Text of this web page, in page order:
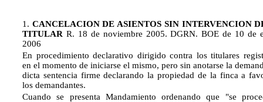
1. CANCELACION DE ASIENTOS SIN INTERVENCION
TITULAR R. 18 de noviembre 2005. DGRN. BOE de 10 de
2006
En procedimiento declarativo dirigido contra los titulares
en el momento de iniciarse el mismo, pero sin anotarse la
dicta sentencia firme declarando la propiedad de la finca a
los demandantes.
Cuando se presenta Mandamiento ordenando que "se